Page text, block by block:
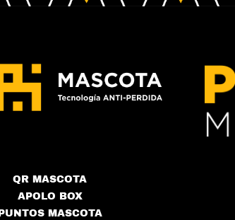
QR MASCOTA
APOLO BOX
PUNTOS MASCOTA